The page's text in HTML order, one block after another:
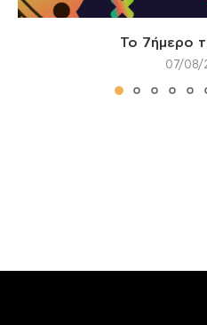
Το 7ήμερο
07/08/